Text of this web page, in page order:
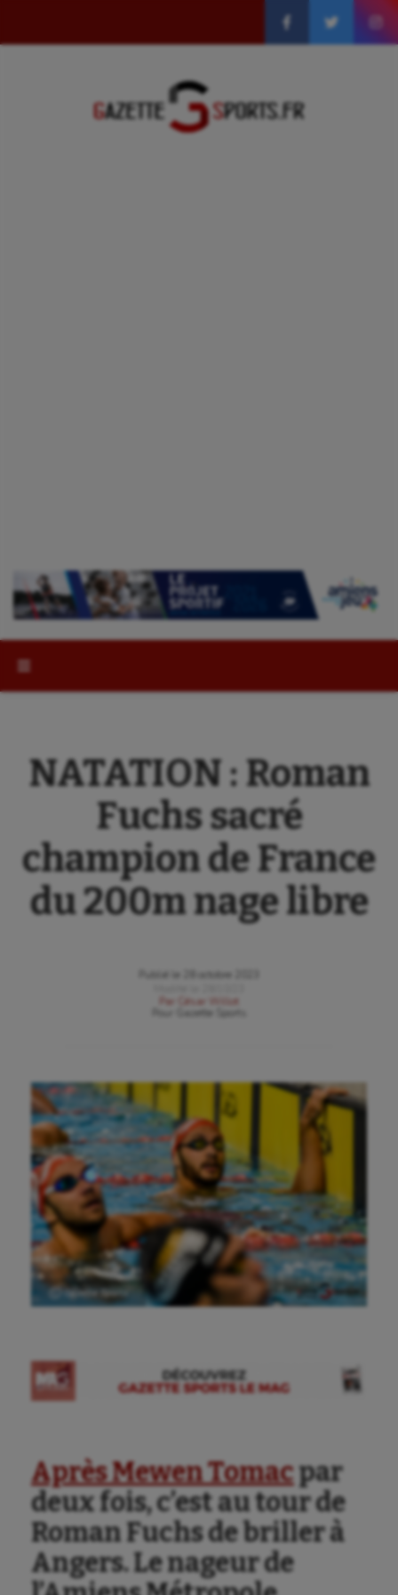
Athlétisme
Auto
Aviron
Balle à la main
NATATION : Roman
Fuchs sacré
champion de France
du 200m nage libre
Publié le
28 octobre 2023
Par
César Willot
Gazette Sports
Ⓒ Gazette Sports
Après Mewen Tomacpar
deux fois, c’est au tour de
Roman Fuchs de briller à
Angers. Le nageur de